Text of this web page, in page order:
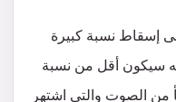
إسقاط نسبة كبيرة
سيكون أقل من نسبة
الصوت والتي اشتهر